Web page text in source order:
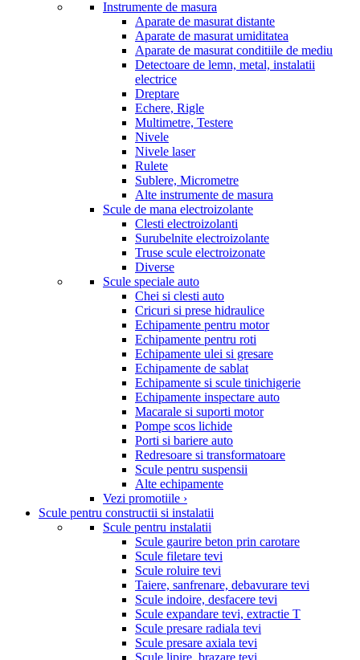
Instrumente de masura
Aparate de masurat distante
Aparate de masurat umiditatea
Aparate de masurat conditiile de mediu
Detectoare de lemn, metal, instalatii
electrice
Dreptare
Echere, Rigle
Multimetre, Testere
Nivele
Nivele laser
Rulete
Sublere, Micrometre
Alte instrumente de masura
Scule de mana electroizolante
Clesti electroizolanti
Surubelnite electroizolante
Truse scule electroizonate
Diverse
Scule speciale auto
Chei si clesti auto
Cricuri si prese hidraulice
Echipamente pentru motor
Echipamente pentru roti
Echipamente ulei si gresare
Echipamente de sablat
Echipamente si scule tinichigerie
Echipamente inspectare auto
Macarale si suporti motor
Pompe scos lichide
Porti si bariere auto
Redresoare si transformatoare
Scule pentru suspensii
Alte echipamente
Vezi promotiile ›
Scule pentru constructii si instalatii
Scule pentru instalatii
Scule gaurire beton prin carotare
Scule filetare tevi
Scule roluire tevi
Taiere, sanfrenare, debavurare tevi
Scule indoire, desfacere tevi
Scule expandare tevi, extractie T
Scule presare radiala tevi
Scule presare axiala tevi
Scule lipire, brazare tevi